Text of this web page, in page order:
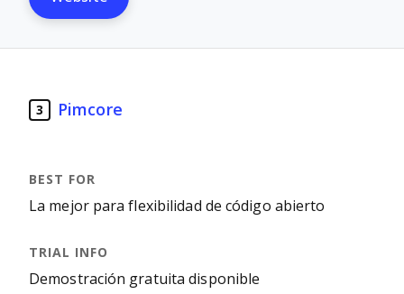
3 Pimcore
La mejor para flexibilidad de código abierto
Demostración gratuita disponible